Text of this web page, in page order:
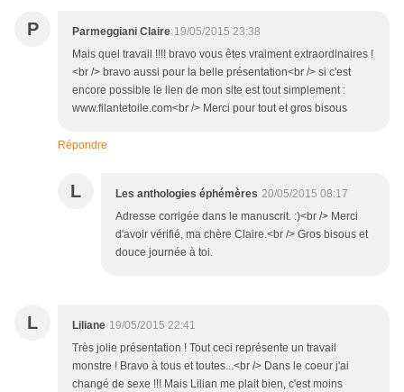
P Parmeggiani Claire 19/05/2015 23:38
Mais quel travail !!!! bravo vous êtes vraiment extraordinaires !
<br /> bravo aussi pour la belle présentation<br /> si c'est
encore possible le lien de mon site est tout simplement :
www.filantetoile.com<br /> Merci pour tout et gros bisous
Répondre
L Les anthologies éphémères 20/05/2015 08:17
Adresse corrigée dans le manuscrit. :)<br /> Merci
d'avoir vérifié, ma chère Claire.<br /> Gros bisous et
douce journée à toi.
L Liliane 19/05/2015 22:41
Très jolie présentation ! Tout ceci représente un travail
monstre ! Bravo à tous et toutes...<br /> Dans le coeur j'ai
changé de sexe !!! Mais Lilian me plait bien, c'est moins